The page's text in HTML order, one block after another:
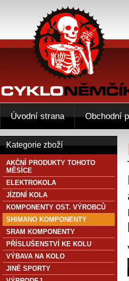
Kategorie zboží
AKČNÍ PRODUKTY TOHOTO
MĚSÍCE
ELEKTROKOLA
JÍZDNÍ KOLA
KOMPONENTY OST. VÝROBCŮ
SHIMANO KOMPONENTY
SRAM KOMPONENTY
PŘÍSLUŠENSTVÍ KE KOLU
VÝBAVA NA KOLO
JINÉ SPORTY
Úvodní strana Obchodní